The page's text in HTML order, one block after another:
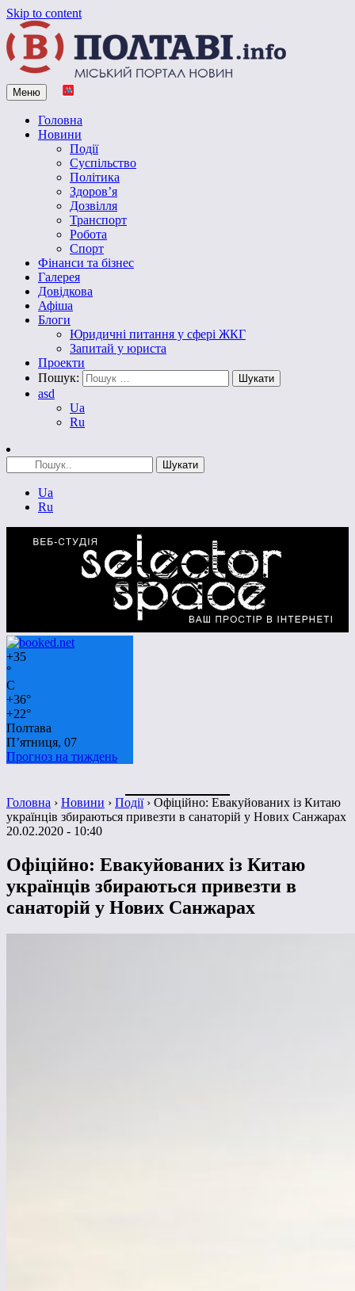
Skip to content
Vpoltave.info
Полтавський портал новин
Меню
Головна
Новини
Події
Суспільство
Політика
Здоров’я
Дозвілля
Транспорт
Робота
Спорт
Фінанси та бізнес
Галерея
Довідкова
Афіша
Блоги
Юридичні питання у сфері ЖКГ
Запитай у юриста
Проекти
Пошук:
asd
Ua
Ru
Ua
Ru
+35
°
C
+36°
+22°
Полтава
П’ятниця, 07
Прогноз на тиждень
Головна › Новини › Події› Офіційно: Евакуйованих із Китаю
українців збираються привезти в санаторій у Нових Санжарах
20.02.2020 - 10:40
Офіційно: Евакуйованих із Китаю
українців збираються привезти в
санаторій у Нових Санжарах